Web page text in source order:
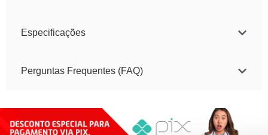
Especificações
Perguntas Frequentes (FAQ)